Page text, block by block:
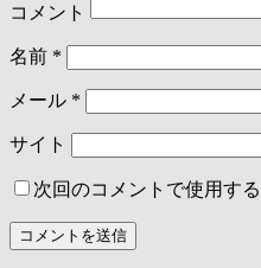
コメント
名前 *
メール *
サイト
次回のコメントで使用す